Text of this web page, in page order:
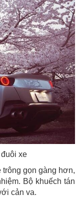
xe
gọn gàng hơn,
Bộ khuếch tán
cản va.